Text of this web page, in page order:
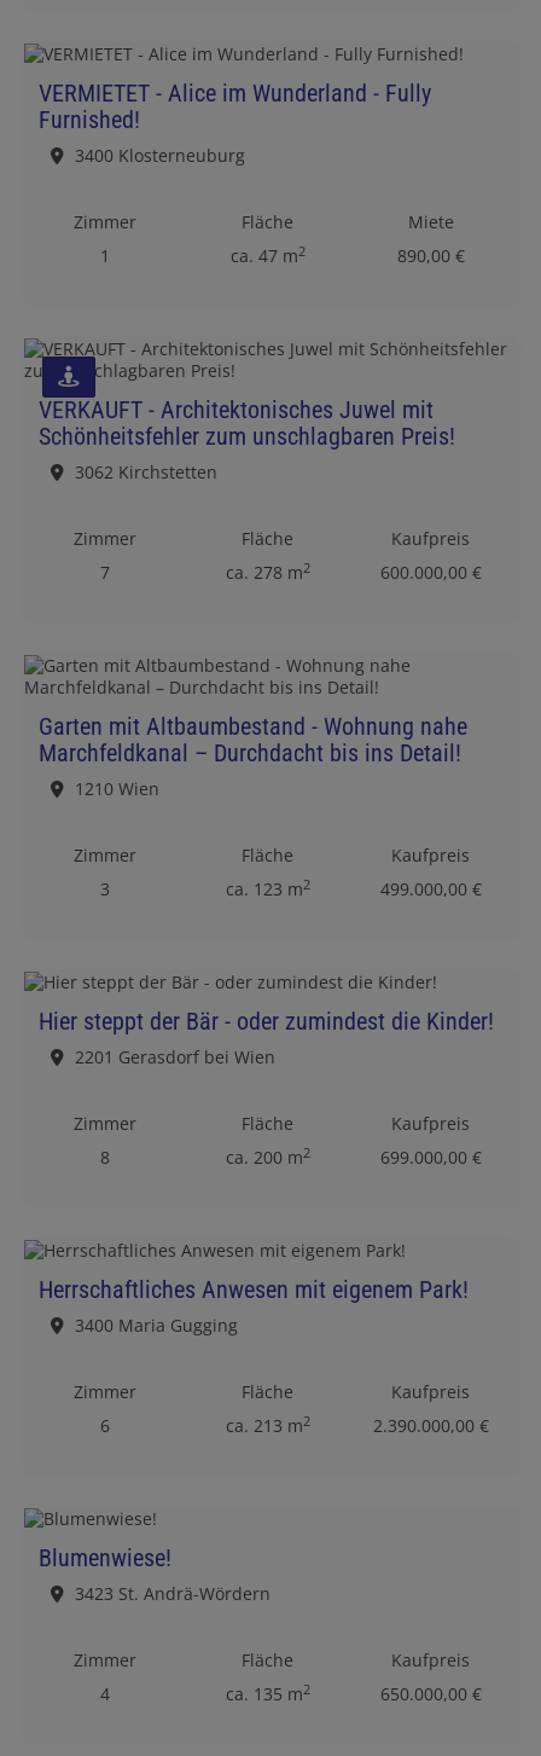
VERMIETET - Alice im Wunderland - Fully
Furnished!
3400 Klosterneuburg
Zimmer
1
Fläche
ca. 47 m2
Miete
890,00 €
VERKAUFT - Architektonisches Juwel mit
Schönheitsfehler zum unschlagbaren Preis!
3062 Kirchstetten
Zimmer
7
Fläche
ca. 278 m2
Kaufpreis
600.000,00 €
Garten mit Altbaumbestand - Wohnung nahe
Marchfeldkanal – Durchdacht bis ins Detail!
1210 Wien
Zimmer
3
Fläche
ca. 123 m2
Kaufpreis
499.000,00 €
Hier steppt der Bär - oder zumindest die Kinder!
2201 Gerasdorf bei Wien
Zimmer
8
Fläche
ca. 200 m2
Kaufpreis
699.000,00 €
Herrschaftliches Anwesen mit eigenem Park!
3400 Maria Gugging
Zimmer
6
Fläche
ca. 213 m2
Kaufpreis
2.390.000,00 €
Blumenwiese!
3423 St. Andrä-Wördern
Zimmer
4
Fläche
ca. 135 m2
Kaufpreis
650.000,00 €